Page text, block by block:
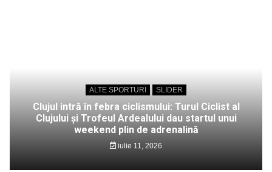
ALTE SPORTURI SLIDER
Clujul intră în febra ciclismului: Turul Ciclist al
Clujului și Trofeul Ardealului dau startul unui
weekend plin de adrenalină
iulie 11, 2026